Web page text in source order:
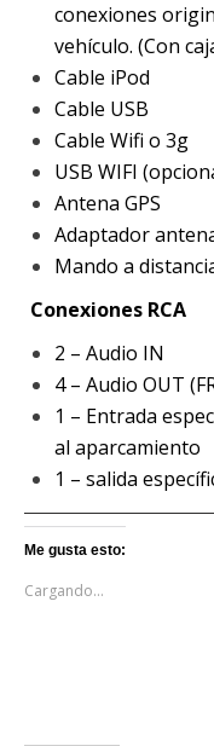
conexiones
vehículo. (Con
Cable iPod
Cable USB
Cable Wifi o 3g
USB WIFI
Antena GPS
Adaptador
Mando a
Conexiones RCA
2 – Audio IN
4 – Audio OUT
1 – Entrada
al aparcamiento
1 – salida
Me gusta esto:
Cargando...